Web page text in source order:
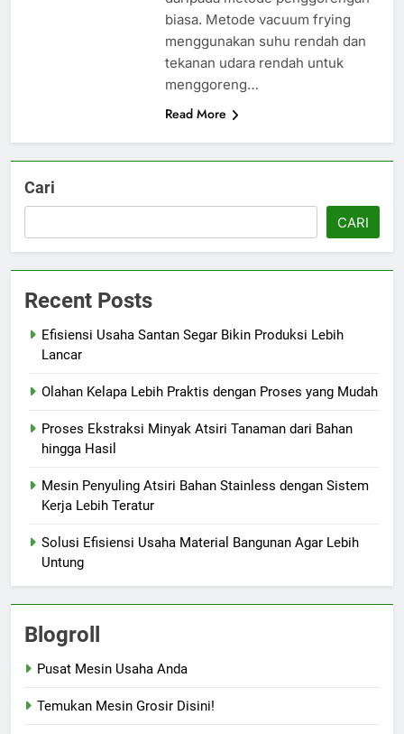
biasa. Metode vacuum frying
menggunakan suhu rendah dan
tekanan udara rendah untuk
menggoreng…
Read More
Cari
CARI
Recent Posts
Efisiensi Usaha Santan Segar Bikin Produksi Lebih
Lancar
Olahan Kelapa Lebih Praktis dengan Proses yang Mudah
Proses Ekstraksi Minyak Atsiri Tanaman dari Bahan
hingga Hasil
Mesin Penyuling Atsiri Bahan Stainless dengan Sistem
Kerja Lebih Teratur
Solusi Efisiensi Usaha Material Bangunan Agar Lebih
Untung
Blogroll
Pusat Mesin Usaha Anda
Temukan Mesin Grosir Disini!